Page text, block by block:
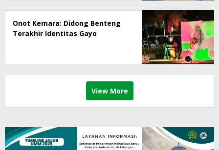
Onot Kemara: Didong Benteng
Terakhir Identitas Gayo
View More